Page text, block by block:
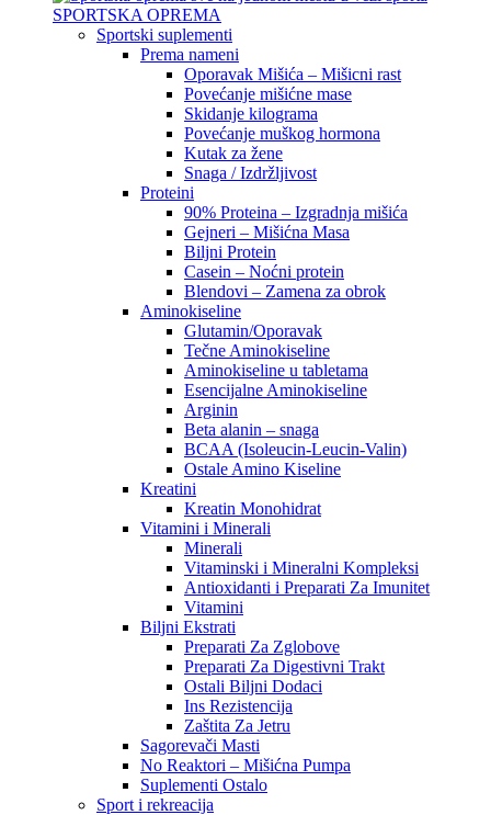
SPORTSKA OPREMA
Sportski suplementi
Prema nameni
Oporavak Mišića – Mišicni rast
Povećanje mišićne mase
Skidanje kilograma
Povećanje muškog hormona
Kutak za žene
Snaga / Izdržljivost
Proteini
90% Proteina – Izgradnja mišića
Gejneri – Mišićna Masa
Biljni Protein
Casein – Noćni protein
Blendovi – Zamena za obrok
Aminokiseline
Glutamin/Oporavak
Tečne Aminokiseline
Aminokiseline u tabletama
Esencijalne Aminokiseline
Arginin
Beta alanin – snaga
BCAA (Isoleucin-Leucin-Valin)
Ostale Amino Kiseline
Kreatini
Kreatin Monohidrat
Vitamini i Minerali
Minerali
Vitaminski i Mineralni Kompleksi
Antioxidanti i Preparati Za Imunitet
Vitamini
Biljni Ekstrati
Preparati Za Zglobove
Preparati Za Digestivni Trakt
Ostali Biljni Dodaci
Ins Rezistencija
Zaštita Za Jetru
Sagorevači Masti
No Reaktori – Mišićna Pumpa
Suplementi Ostalo
Sport i rekreacija